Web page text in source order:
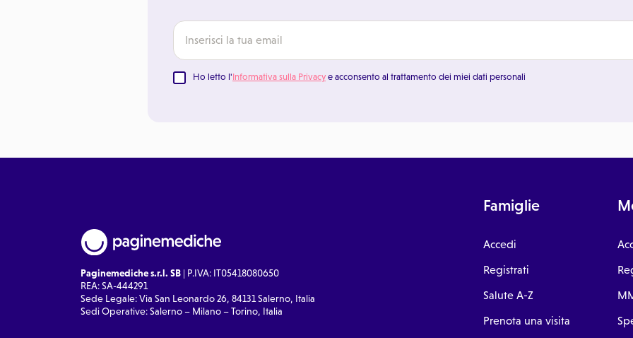
Ho letto l'Informativa sulla Privacy e acconsento al trattamento dei miei dati personali
Paginemediche s.r.l. SB | P.IVA: IT05418080650
REA: SA-444291
Sede Legale: Via San Leonardo 26, 84131 Salerno, Italia
Sedi Operative: Salerno – Milano – Torino, Italia
Famiglie
Accedi
Registrati
Salute A-Z
Prenota una visita